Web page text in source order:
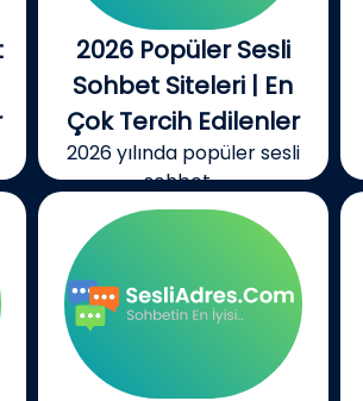
2026 Popüler Sesli
Sohbet Siteleri | En
Çok Tercih Edilenler
2026 yılında popüler sesli
sohbet...